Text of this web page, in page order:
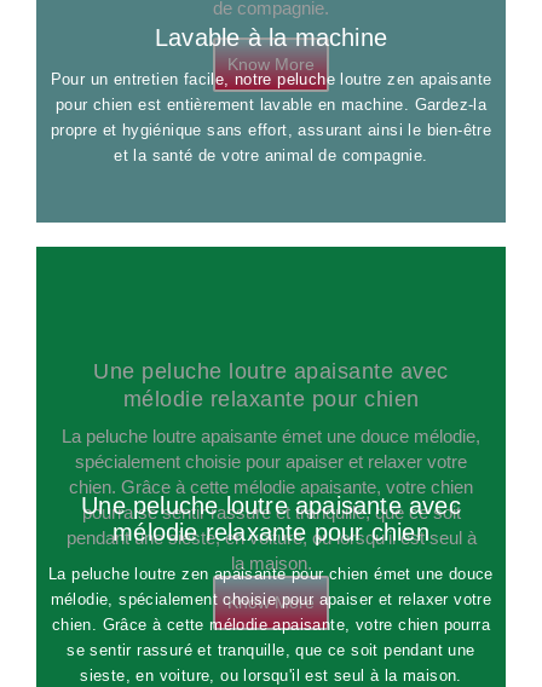
Lavable à la machine
Pour un entretien facile, notre peluche loutre zen apaisante
pour chien est entièrement lavable en machine. Gardez-la
propre et hygiénique sans effort, assurant ainsi le bien-être
et la santé de votre animal de compagnie.
de compagnie.
Know More
Une peluche loutre apaisante avec
mélodie relaxante pour chien
La peluche loutre zen apaisante pour chien émet une douce
mélodie, spécialement choisie pour apaiser et relaxer votre
chien. Grâce à cette mélodie apaisante, votre chien pourra
se sentir rassuré et tranquille, que ce soit pendant une
sieste, en voiture, ou lorsqu'il est seul à la maison.
Une peluche loutre apaisante avec
mélodie relaxante pour chien
La peluche loutre apaisante émet une douce mélodie,
spécialement choisie pour apaiser et relaxer votre
chien. Grâce à cette mélodie apaisante, votre chien
pourra se sentir rassuré et tranquille, que ce soit
pendant une sieste, en voiture, ou lorsqu'il est seul à
la maison.
Know More